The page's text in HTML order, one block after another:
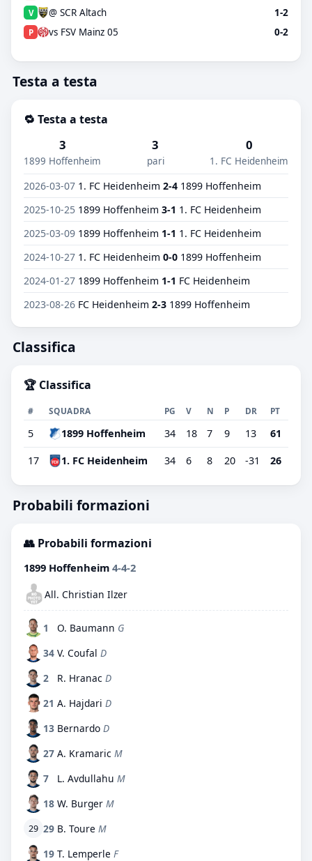
V @ SCR Altach 1-2
P vs FSV Mainz 05 0-2
Testa a testa
🔁 Testa a testa
3
1899 Hoffenheim
3
pari
0
1. FC Heidenheim
2026-03-07 1. FC Heidenheim 2-4 1899 Hoffenheim
2025-10-25 1899 Hoffenheim 3-1 1. FC Heidenheim
2025-03-09 1899 Hoffenheim 1-1 1. FC Heidenheim
2024-10-27 1. FC Heidenheim 0-0 1899 Hoffenheim
2024-01-27 1899 Hoffenheim 1-1 FC Heidenheim
2023-08-26 FC Heidenheim 2-3 1899 Hoffenheim
Classifica
🏆 Classifica
# SQUADRA PG V N P DR PT
5 1899 Hoffenheim 34 18 7 9 13 61
17 1. FC Heidenheim 34 6 8 20 -31 26
Probabili formazioni
👥 Probabili formazioni
1899 Hoffenheim 4-4-2
All. Christian Ilzer
1 O. Baumann G
34 V. Coufal D
2
R. Hranac D
21 A. Hajdari D
13 Bernardo D
27 A. Kramaric M
7
L. Avdullahu M
18 W. Burger M
29 29 B. Toure M
19 T. Lemperle F